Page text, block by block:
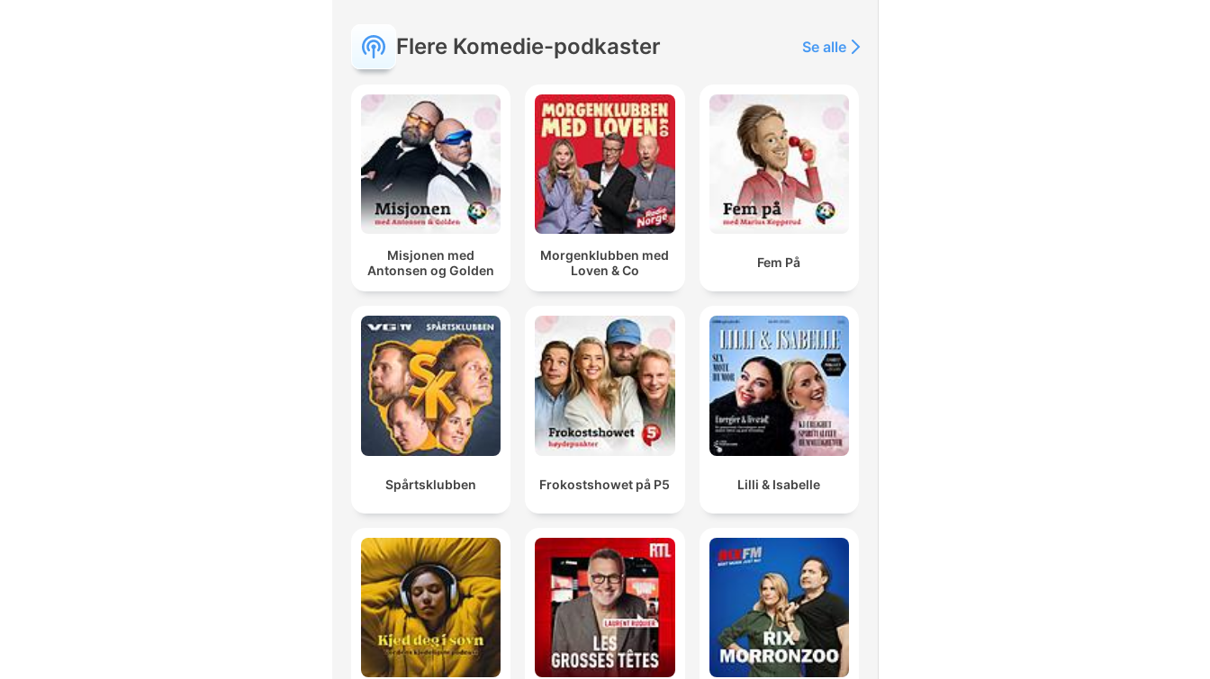
Flere Komedie-podkaster Se alle
Misjonen med
Antonsen og Golden
Morgenklubben med
Loven & Co
Fem På
Spårtsklubben Frokostshowet på P5 Lilli & Isabelle